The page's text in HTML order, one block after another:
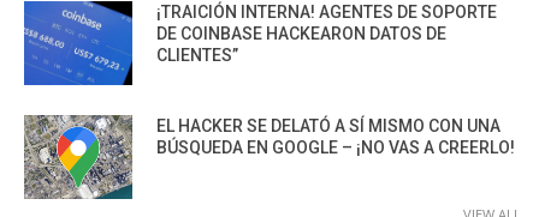
¡TRAICIÓN INTERNA! AGENTES DE SOPORTE
DE COINBASE HACKEARON DATOS DE
CLIENTES”
EL HACKER SE DELATÓ A SÍ MISMO CON UNA
BÚSQUEDA EN GOOGLE – ¡NO VAS A CREERLO!